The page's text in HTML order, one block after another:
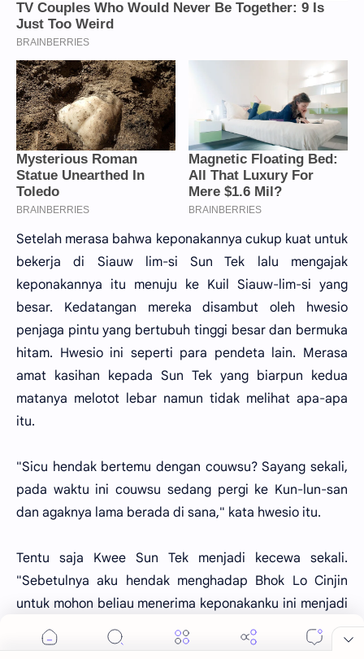
Setelah merasa bahwa keponakannya cukup kuat untuk
bekerja di Siauw lim-si Sun Tek lalu mengajak
keponakannya itu menuju ke Kuil Siauw-lim-si yang
besar. Kedatangan mereka disambut oleh hwesio
penjaga pintu yang bertubuh tinggi besar dan bermuka
hitam. Hwesio ini seperti para pendeta lain. Merasa
amat kasihan kepada Sun Tek yang biarpun kedua
matanya melotot lebar namun tidak melihat apa-apa
itu.
"Sicu hendak bertemu dengan couwsu? Sayang sekali,
pada waktu ini couwsu sedang pergi ke Kun-lun-san
dan agaknya lama berada di sana," kata hwesio itu.
Tentu saja Kwee Sun Tek menjadi kecewa sekali.
"Sebetulnya aku hendak menghadap Bhok Lo Cinjin
untuk mohon beliau menerima keponakanku ini menjadi
murid Siauw-lim-pai. Tidak tahu apakah ada suhu lain
yang mengurus persoalan menerima murid itu?"